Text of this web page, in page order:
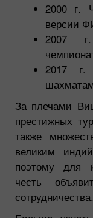
2000 г.
версии
2007 г.
2017
За плечами
престижных
также
великим
поэтому для
честь
сотрудничества.